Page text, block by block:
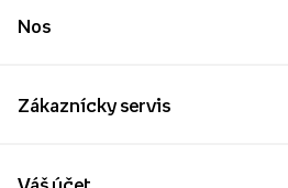
Nos
Zákaznícky servis